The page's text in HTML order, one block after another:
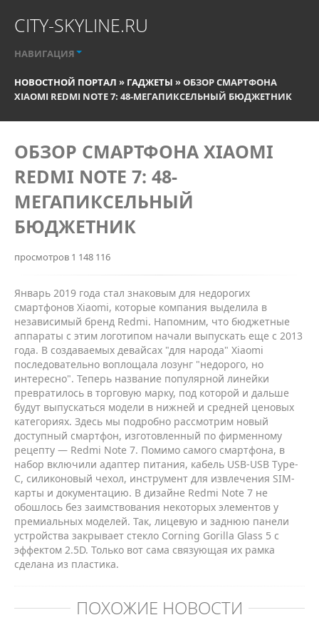
CITY-SKYLINE.RU
НАВИГАЦИЯ
НОВОСТНОЙ ПОРТАЛ » ГАДЖЕТЫ » ОБЗОР СМАРТФОНА
XIAOMI REDMI NOTE 7: 48-МЕГАПИКСЕЛЬНЫЙ БЮДЖЕТНИК
ОБЗОР СМАРТФОНА XIAOMI
REDMI NOTE 7: 48-
МЕГАПИКСЕЛЬНЫЙ
БЮДЖЕТНИК
просмотров 1 148 116
Январь 2019 года стал знаковым для недорогих
смартфонов Xiaomi, которые компания выделила в
независимый бренд Redmi. Напомним, что бюджетные
аппараты с этим логотипом начали выпускать еще с 2013
года. В создаваемых девайсах "для народа" Xiaomi
последовательно воплощала лозунг "недорого, но
интересно". Теперь название популярной линейки
превратилось в торговую марку, под которой и дальше
будут выпускаться модели в нижней и средней ценовых
категориях. Здесь мы подробно рассмотрим новый
доступный смартфон, изготовленный по фирменному
рецепту — Redmi Note 7. Помимо самого смартфона, в
набор включили адаптер питания, кабель USB-USB Type-
С, силиконовый чехол, инструмент для извлечения SIM-
карты и документацию. В дизайне Redmi Note 7 не
обошлось без заимствования некоторых элементов у
премиальных моделей. Так, лицевую и заднюю панели
устройства закрывает стекло Corning Gorilla Glass 5 с
эффектом 2.5D. Только вот сама связующая их рамка
сделана из пластика.
ПОХОЖИЕ НОВОСТИ